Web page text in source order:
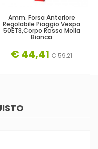
Amm. Forsa Anteriore
Regolabile Piaggio Vespa
50ET3,corpo Rosso Molla
Bianca
€ 44,41 € 59,21